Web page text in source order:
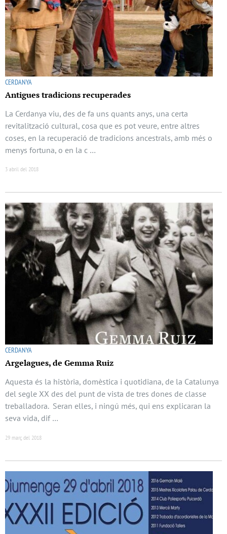
CERDANYA
Antigues tradicions recuperades
La Cerdanya viu, des de fa uns quants anys, una certa
revitalització cultural, cosa que es pot veure, entre altres
coses, en la recuperació de tradicions ancestrals, amb més o
menys fortuna, o en la c …
3 abril del 2018
CERDANYA
Argelagues, de Gemma Ruiz
Aquesta és la història, domèstica i quotidiana, de la Catalunya
del segle XX des del punt de vista de tres dones de classe
treballadora. Seran elles, i ningú més, qui ens explicaran la
seva vida, dif …
29 març del 2018